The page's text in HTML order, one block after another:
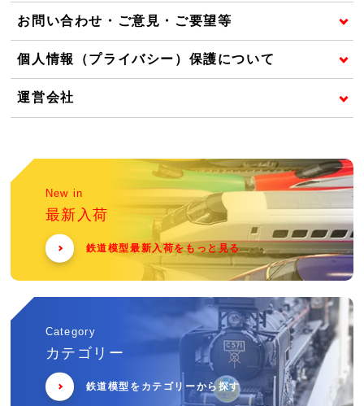
お問い合わせ・ご意見・ご要望等
個人情報（プライバシー）保護について
運営会社
New in
最新入荷
鉄道模型最新入荷をもっと見る
Category
カテゴリー
鉄道模型をカテゴリーから探す